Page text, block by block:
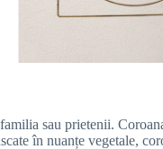
sau prietenii.
în nuanțe vegetale,